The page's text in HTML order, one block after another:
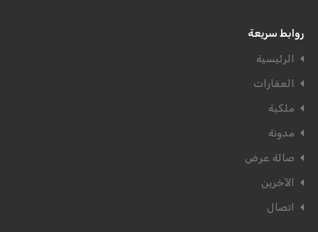
روابط سريعة
الرئيسية
العقارات
ملكية
مدونة
صالة عرض
الآخرين
اتصال